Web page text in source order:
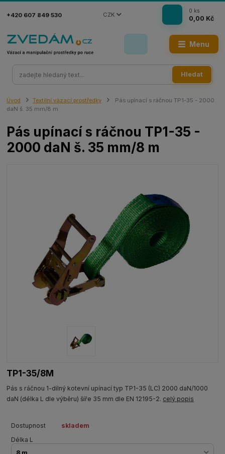
Menu
CZK
Hledat
+420 607 849 530
0 ks
0,00 Kč
Úvod Textilní vázací prostředky
Pás upínací s ráčnou TP1-35 - 2000
daN š. 35 mm/8 m
Pás upínací s ráčnou TP1-35 -
2000 daN š. 35 mm/8 m
TP1-35/8M
Pás s ráčnou 1-dílný kotevní upínací typ TP1-35 (LC) 2000 daN/1000
daN (délka L dle výběru) šíře 35 mm dle EN 12195-2. celý popis
Dostupnost
skladem
Délka L